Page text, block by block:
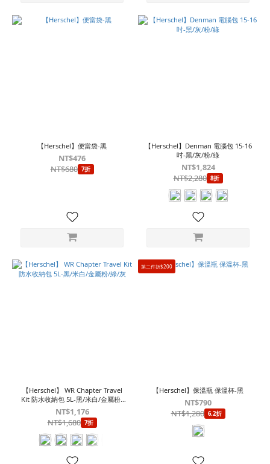
【Herschel】便當袋-黑
NT$476
NT$680 7折
【Herschel】Denman 電腦包 15-16
吋-黑/灰/粉/綠
NT$1,824
NT$2,280 8折
【Herschel】 WR Chapter Travel
Kit 防水收納包 5L-黑/米白/金屬粉/
綠/灰
NT$1,176
NT$1,680 7折
第二件折$200
【Herschel】保溫瓶 保溫杯-黑
NT$790
NT$1,280 6.2折